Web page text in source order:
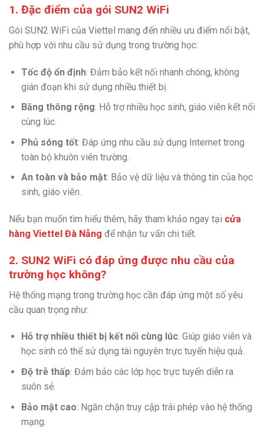
1. Đặc điểm của gói SUN2 WiFi
Gói SUN2 WiFi của Viettel mang đến nhiều ưu điểm nổi bật,
phù hợp với nhu cầu sử dụng trong trường học:
Tốc độ ổn định: Đảm bảo kết nối nhanh chóng, không
gián đoạn khi sử dụng nhiều thiết bị.
Băng thông rộng: Hỗ trợ nhiều học sinh, giáo viên kết nối
cùng lúc.
Phủ sóng tốt: Đáp ứng nhu cầu sử dụng Internet trong
toàn bộ khuôn viên trường.
An toàn và bảo mật: Bảo vệ dữ liệu và thông tin của học
sinh, giáo viên.
Nếu bạn muốn tìm hiểu thêm, hãy tham khảo ngay tại cửa
hàng Viettel Đà Nẵng để nhận tư vấn chi tiết.
2. SUN2 WiFi có đáp ứng được nhu cầu của
trường học không?
Hệ thống mạng trong trường học cần đáp ứng một số yêu
cầu quan trọng như:
Hỗ trợ nhiều thiết bị kết nối cùng lúc: Giúp giáo viên và
học sinh có thể sử dụng tài nguyên trực tuyến hiệu quả.
Độ trễ thấp: Đảm bảo các lớp học trực tuyến diễn ra
suôn sẻ.
Bảo mật cao: Ngăn chặn truy cập trái phép vào hệ thống
mạng.